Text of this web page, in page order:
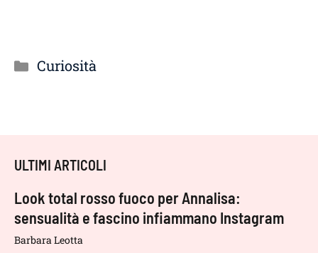
Categorie
Curiosità
ULTIMI ARTICOLI
Look total rosso fuoco per Annalisa:
sensualità e fascino infiammano Instagram
Barbara Leotta